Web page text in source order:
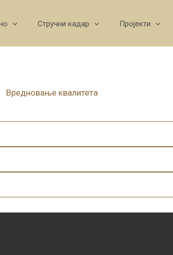
Стручни кадар Пројекти
Вредновање квалитета